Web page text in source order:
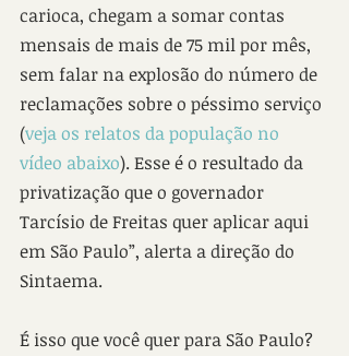
carioca, chegam a somar contas
mensais de mais de 75 mil por mês,
sem falar na explosão do número de
reclamações sobre o péssimo serviço
(veja os relatos da população no
vídeo abaixo). Esse é o resultado da
privatização que o governador
Tarcísio de Freitas quer aplicar aqui
em São Paulo”, alerta a direção do
Sintaema.
É isso que você quer para São Paulo?